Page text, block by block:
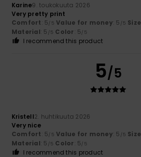
Karine9. toukokuuta 2026
Very pretty print
Comfort: 5/5 Value for money: 5 /5 Size
Material: 5 /5 Color: 5/5
I recommend this product
5/5
Kristell2. huhtikuuta 2026
Very nice
Comfort: 5/5 Value for money: 5 /5 Size
Material: 5 /5 Color: 5/5
I recommend this product